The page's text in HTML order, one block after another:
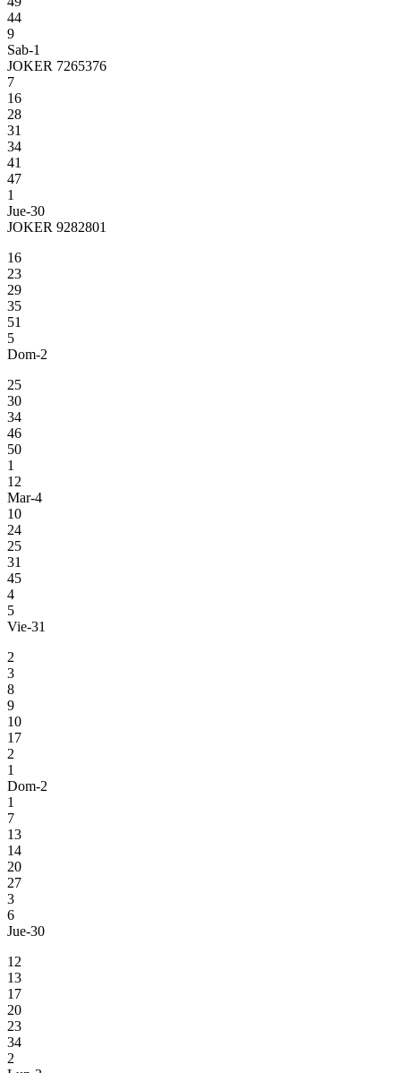
44
9
Sab-1
JOKER 7265376
7
16
28
31
34
41
47
1
Jue-30
JOKER 9282801
16
23
29
35
51
5
Dom-2
25
30
34
46
50
1
12
Mar-4
10
24
25
31
45
4
5
Vie-31
2
3
8
9
10
17
2
1
Dom-2
1
7
13
14
20
27
3
6
Jue-30
12
13
17
20
23
34
2